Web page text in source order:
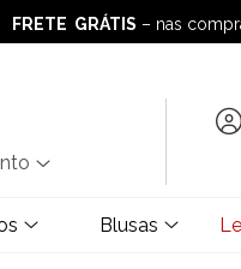
FRETE GRÁTIS – nas
FRETE GRÁTIS– nas
Blusas